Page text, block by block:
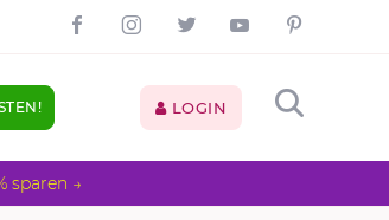
LOGIN
sparen →